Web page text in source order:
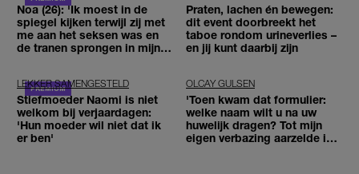
Noa (26): 'Ik moest in de
spiegel kijken terwijl zij met
me aan het seksen was en
de tranen sprongen in mijn
Praten, lachen én bewegen:
dit event doorbreekt het
taboe rondom urineverlies –
en jij kunt daarbij zijn
LEKKER SAMENGESTELD
Stiefmoeder Naomi is niet
welkom bij verjaardagen:
'Hun moeder wil niet dat ik
er ben'
OLCAY GULSEN
'Toen kwam dat formulier:
welke naam wilt u na uw
huwelijk dragen? Tot mijn
eigen verbazing aarzelde ik